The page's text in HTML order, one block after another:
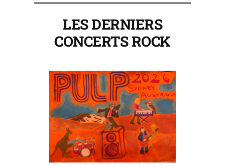
LES DERNIERS
CONCERTSROCK